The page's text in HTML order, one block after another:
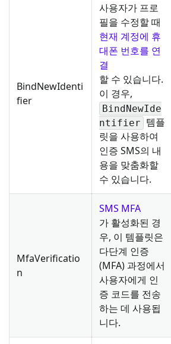
BindNewIdenti
fier
사용자가 프로
필을 수정할 때
현재 계정에 휴
대폰 번호를 연
결
할 수 있습니다.
이 경우,
BindNewIde
ntifier 템플
릿을 사용하여
인증 SMS의 내
용을 맞춤화할
수 있습니다.
MfaVerificatio
n
SMS MFA
가 활성화된 경
우, 이 템플릿은
다단계 인증
(MFA) 과정에서
사용자에게 인
증 코드를 전송
하는 데 사용됩
니다.